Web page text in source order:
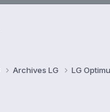
Archives LG LG